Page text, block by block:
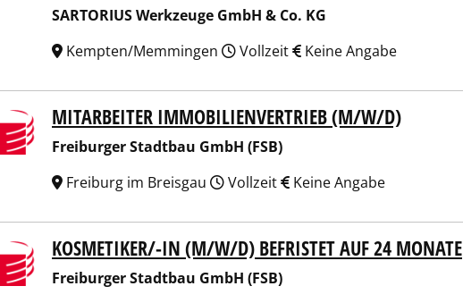
SARTORIUS Werkzeuge GmbH & Co. KG
Kempten/Memmingen
Vollzeit Keine Angabe
Stadtbau GmbH (FSB)
MITARBEITER IMMOBILIENVERTRIEB (M/W/D)
Freiburger Stadtbau GmbH (FSB)
Freiburg im Breisgau
Vollzeit Keine Angabe
Stadtbau GmbH (FSB)
KOSMETIKER/-IN (M/W/D) BEFRISTET AUF 24 MONATE
Freiburger Stadtbau GmbH (FSB)